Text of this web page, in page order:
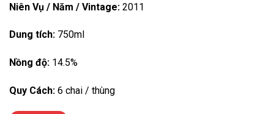
Niên Vụ / Năm / Vintage: 2011
Dung tích: 750ml
Nồng độ: 14.5%
Quy Cách: 6 chai / thùng